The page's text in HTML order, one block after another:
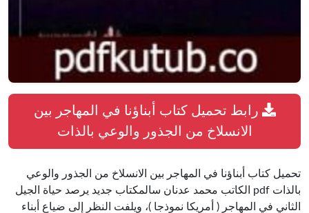
رابط تحميل كتاب أبناؤنا في المهاجر بين
الانسلاخ من الجذور والوعي بالذات
تحميل كتاب أبناؤنا في المهاجر بين الانسلاخ من الجذور والوعي
بالذات pdf الكاتب محمد عدنان سالمكتاب جديد يرصد حياة الجيل
الثاني في المهاجر ( أمريكا نموذجا )، ويلفت النظر إلى ضياع أبناء